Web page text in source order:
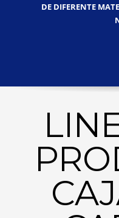
DE DIFERENTE